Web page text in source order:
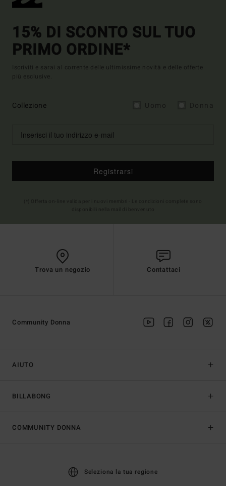
15% DI SCONTO SUL TUO
PRIMO ORDINE*
Iscriviti e sarai al corrente delle ultimissime novità e delle offerte
più esclusive.
Collezione
Registrarsi
Trova un negozio Contattaci
AIUTO
BILLABONG
Community Donna
COMMUNITY DONNA
Seleziona la tua regione